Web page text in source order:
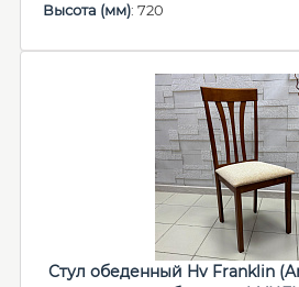
Высота (мм): 720
Стул обеденный Hv Franklin